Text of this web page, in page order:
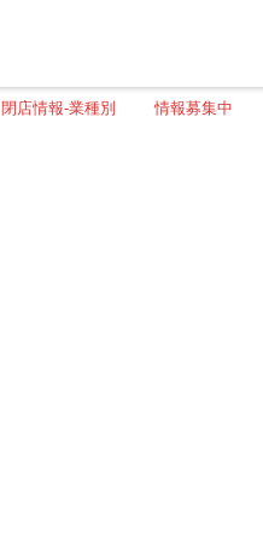
閉店情報-業種別 情報募集中